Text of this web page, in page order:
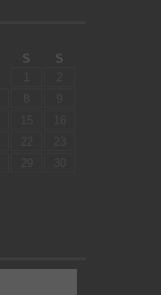
S
S
1
2
8
15
16
22
23
29
30